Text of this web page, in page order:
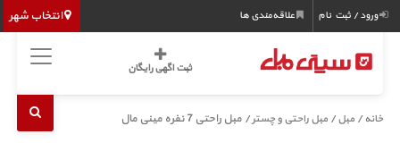
انتخاب شهر ورود / ثبت نام علاقه‌مندی ها
ثبت اگهی رایگان
خانه /مبل/مبل راحتی و چستر/ مبل راحتی 7 نفره مینی مال